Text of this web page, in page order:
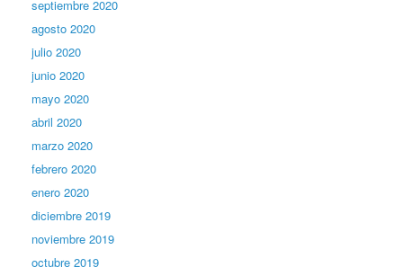
septiembre 2020
agosto 2020
julio 2020
junio 2020
mayo 2020
abril 2020
marzo 2020
febrero 2020
enero 2020
diciembre 2019
noviembre 2019
octubre 2019